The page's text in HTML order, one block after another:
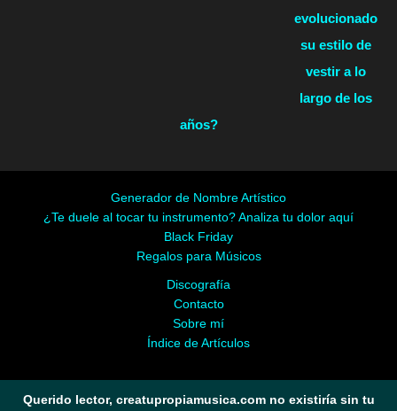
evolucionado
su estilo de
vestir a lo
largo de los
años?
Generador de Nombre Artístico
¿Te duele al tocar tu instrumento? Analiza tu dolor aquí
Black Friday
Regalos para Músicos
Discografía
Contacto
Sobre mí
Índice de Artículos
Querido lector, creatupropiamusica.com no existiría sin tu